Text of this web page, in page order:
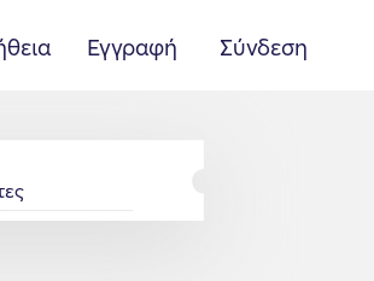
Εγγραφή Σύνδεση